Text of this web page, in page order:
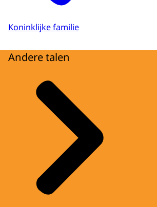
Koninklijke familie
Andere talen